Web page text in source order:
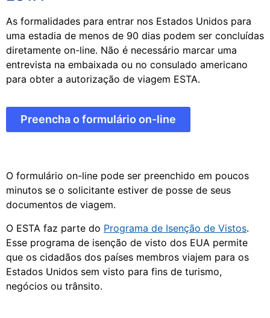
As formalidades para entrar nos Estados Unidos para
uma estadia de menos de 90 dias podem ser concluídas
diretamente on-line. Não é necessário marcar uma
entrevista na embaixada ou no consulado americano
para obter a autorização de viagem ESTA.
Preencha o formulário on-line
O formulário on-line pode ser preenchido em poucos
minutos se o solicitante estiver de posse de seus
documentos de viagem.
O ESTA faz parte do Programa de Isenção de Vistos.
Esse programa de isenção de visto dos EUA permite
que os cidadãos dos países membros viajem para os
Estados Unidos sem visto para fins de turismo,
negócios ou trânsito.